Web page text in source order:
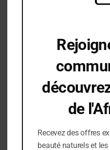
PLUIE &
REFLEXES
POUR
PEAU
SAISON
️La pluie, amie ou
pluie s’invite dans nos
de
Recevez des offres
beauté naturels et